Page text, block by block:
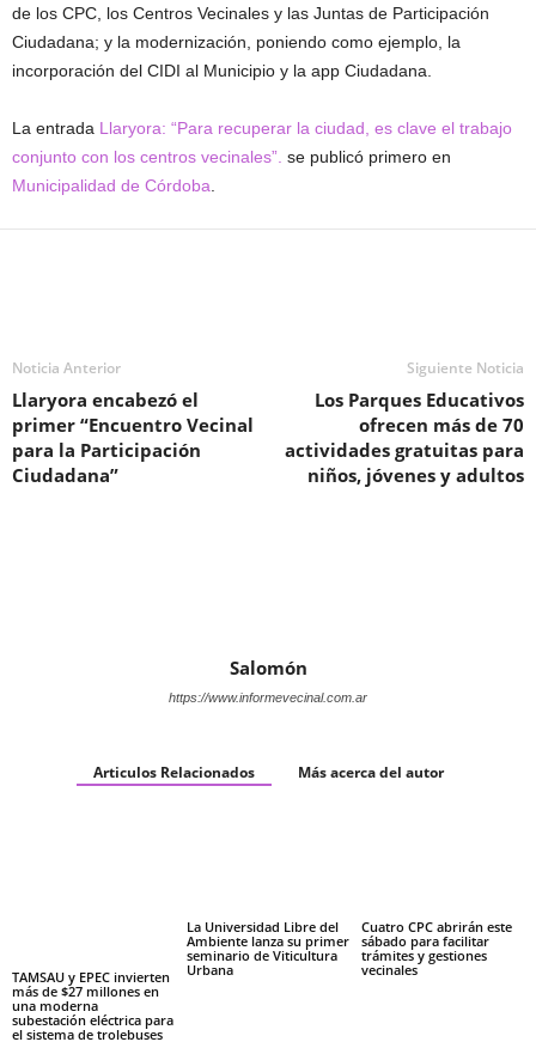
de los CPC, los Centros Vecinales y las Juntas de Participación
Ciudadana; y la modernización, poniendo como ejemplo, la
incorporación del CIDI al Municipio y la app Ciudadana.
La entrada Llaryora: “Para recuperar la ciudad, es clave el trabajo
conjunto con los centros vecinales”. se publicó primero en
Municipalidad de Córdoba
Noticia Anterior
Llaryora encabezó el
primer “Encuentro Vecinal
para la Participación
Ciudadana”
Siguiente Noticia
Los Parques Educativos
ofrecen más de 70
actividades gratuitas para
niños, jóvenes y adultos
Salomón
https://www.informevecinal.com.ar
Articulos Relacionados Más acerca del autor
TAMSAU y EPEC invierten
más de $27 millones en
una moderna
subestación eléctrica para
el sistema de trolebuses
La Universidad Libre del
Ambiente lanza su primer
seminario de Viticultura
Urbana
Cuatro CPC abrirán este
sábado para facilitar
trámites y gestiones
vecinales